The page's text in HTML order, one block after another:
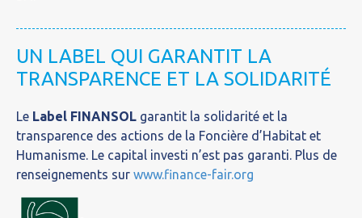
UN LABEL QUI GARANTIT LA
TRANSPARENCE ET LA SOLIDARITÉ
Le Label FINANSOL garantit la solidarité et la
transparence des actions de la Foncière d’Habitat et
Humanisme. Le capital investi n’est pas garanti. Plus de
renseignements sur www.finance-fair.org